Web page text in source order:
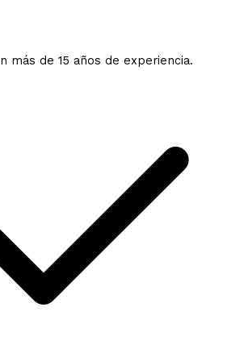
más de 15 años de experiencia.